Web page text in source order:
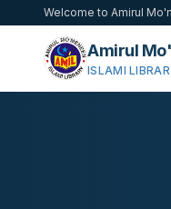
Welcome to Amirul
Amirul
ISLAMI